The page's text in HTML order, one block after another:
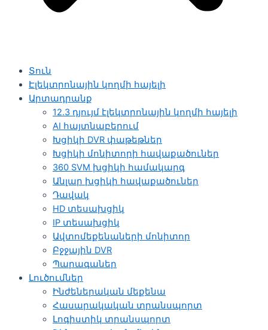
Տուն
Էլեկտրոնային կողմի հայելի
Արտադրանք
12.3 դյույմ էլեկտրոնային կողմի հայելի
AI հայտնաբերում
Խցիկի DVR փաթեթներ
Խցիկի մոնիտորի հավաքածուներ
360 SVM խցիկի համակարգ
Անլար խցիկի հավաքածուներ
Դավակ
HD տեսախցիկ
IP տեսախցիկ
Ավտոմեքենաների մոնիտոր
Բջջային DVR
Պարագաներ
Լուծումներ
Ինժեներական մեքենա
Հասարակական տրանսպորտ
Լոգիստիկ տրանսպորտ